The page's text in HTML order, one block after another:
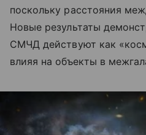
поскольку расстояния
Новые результаты
СМЧД действуют как
влияя на объекты в